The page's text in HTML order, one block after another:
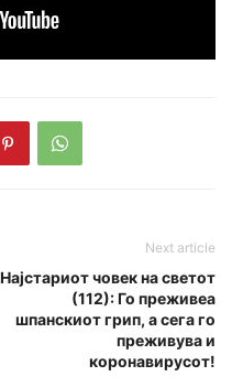
Next article
Најстариот човек на светот
(112): Го преживеа
шпанскиот грип, а сега го
преживува и
коронавирусот!